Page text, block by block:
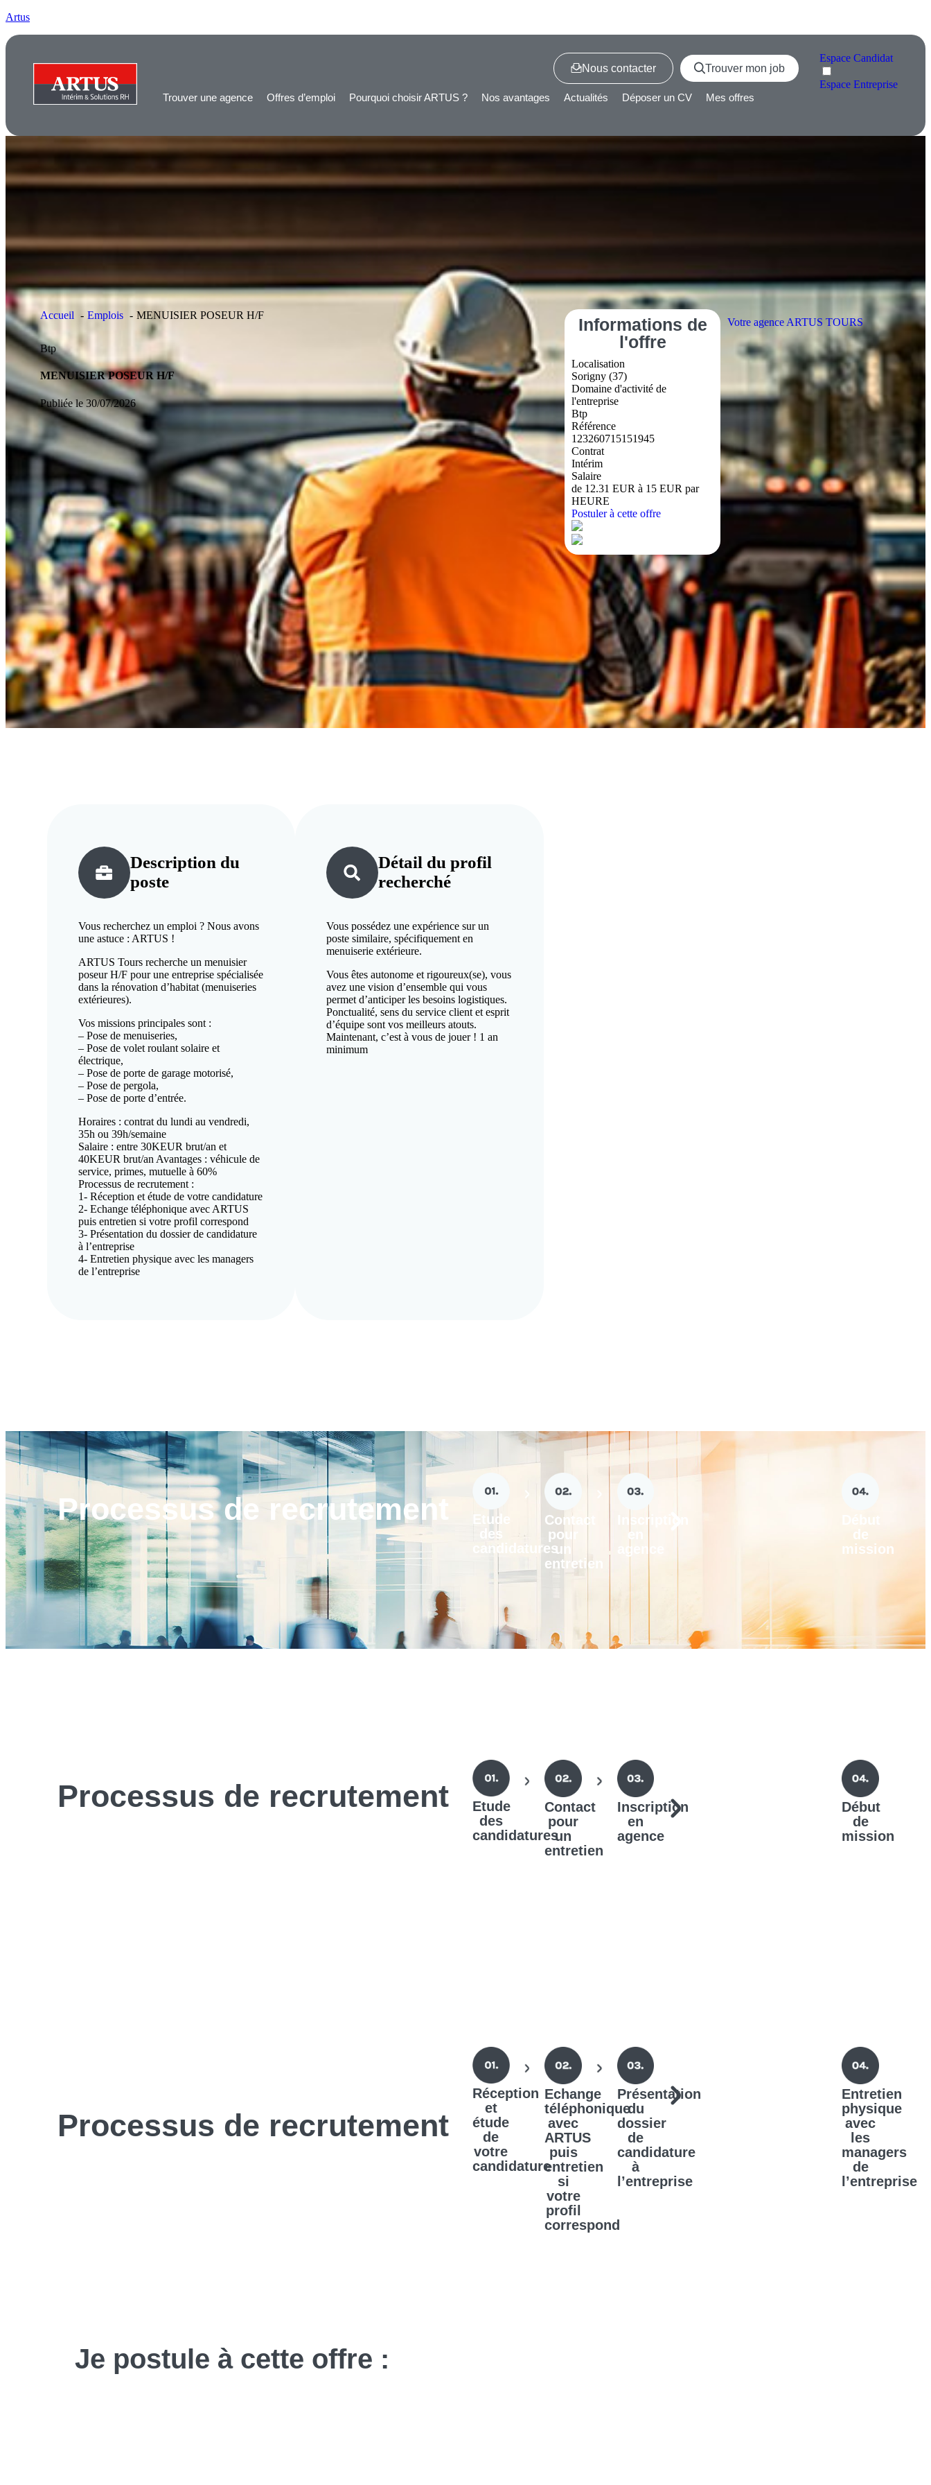
Artus
Nous contacter Trouver mon job
EspaceCandidat
EspaceEntreprise
Trouver une agence
Offres d’emploi Pourquoi choisir ARTUS ? Nos avantages Actualités Déposer un CV Mes offres
Accueil Emplois MENUISIER POSEUR H/F
Btp
MENUISIER POSEUR H/F
Publiée le 30/07/2026
Informations de
l'offre
Localisation
Sorigny (37)
Domaine d'activité de
l'entreprise
Btp
Référence
123260715151945
Contrat
Intérim
Salaire
de 12.31 EUR à 15 EUR par
HEURE
Postuler à cette offre
Votre agence ARTUS TOURS
Description du
poste
Vous recherchez un emploi ? Nous avons
une astuce : ARTUS !
ARTUS Tours recherche un menuisier
poseur H/F pour une entreprise spécialisée
dans la rénovation d’habitat (menuiseries
extérieures).
Vos missions principales sont :
– Pose de menuiseries,
– Pose de volet roulant solaire et
électrique,
– Pose de porte de garage motorisé,
– Pose de pergola,
– Pose de porte d’entrée.
Horaires : contrat du lundi au vendredi,
35h ou 39h/semaine
Salaire : entre 30KEUR brut/an et
40KEUR brut/an Avantages : véhicule de
service, primes, mutuelle à 60%
Processus de recrutement :
1- Réception et étude de votre candidature
2- Echange téléphonique avec ARTUS
puis entretien si votre profil correspond
3- Présentation du dossier de candidature
à l’entreprise
4- Entretien physique avec les managers
de l’entreprise
Détail duprofil
recherché
Vous possédez une expérience sur un
poste similaire, spécifiquement en
menuiserie extérieure.
Vous êtes autonome et rigoureux(se), vous
avez une vision d’ensemble qui vous
permet d’anticiper les besoins logistiques.
Ponctualité, sens du service client et esprit
d’équipe sont vos meilleurs atouts.
Maintenant, c’est à vous de jouer ! 1 an
minimum
Processus de recrutement
Etude
des
candidatures
Contact
pour
un
entretien
Inscription
en
agence
de
mission
Processus de recrutement
Etude
des
candidatures
Contact
pour
un
entretien
Inscription
en
agence
Début
de
mission
Processus de recrutement
Réception
et
étude
de
votre
candidature
Echange
téléphonique
avec
ARTUS
puis
entretien
si
votre
profil
correspond
Présentation
du
dossier
de
candidature
à
l’entreprise
Entretien
physique
avec
les
managers
de
l’entreprise
Je postule à cette offre :